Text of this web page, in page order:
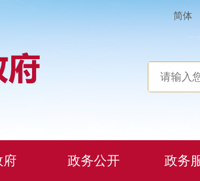
简体
府 政务公开 政务